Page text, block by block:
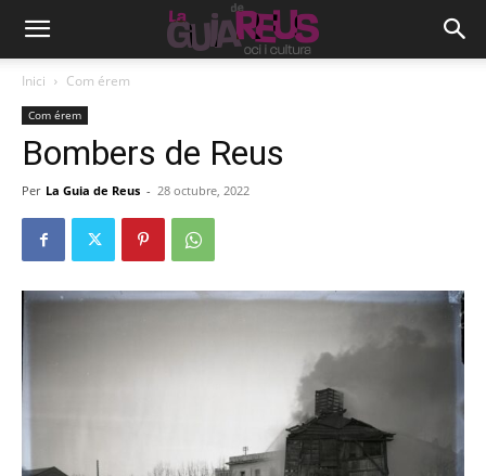
Inici Com érem
Com érem
Bombers de Reus
Per La Guia de Reus - 28 octubre, 2022